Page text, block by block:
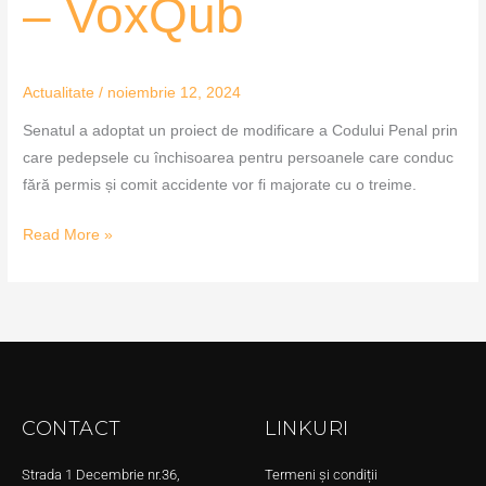
– VoxQub
Actualitate / noiembrie 12, 2024
Senatul a adoptat un proiect de modificare a Codului Penal prin
care pedepsele cu închisoarea pentru persoanele care conduc
fără permis și comit accidente vor fi majorate cu o treime.
Read More »
CONTACT
Strada 1 Decembrie nr.36,
LINKURI
Termeni și condiții